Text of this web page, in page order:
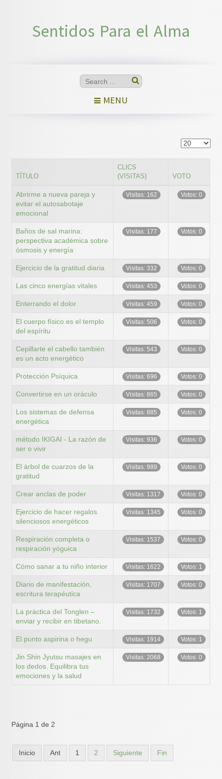
Sentidos Para el Alma
MENU
TÍTULO
CLICS
(VISITAS)
VOTO
Abrirme a nueva pareja y
evitar el autosabotaje
emocional
Visitas: 162 Votos: 0
Baños de sal marina:
perspectiva académica sobre
ósmosis y energía
Visitas: 177 Votos: 0
Ejercicio de la gratitud diaria Visitas: 332 Votos: 0
Las cinco energías vitales Visitas: 453 Votos: 0
Enterrando el dolor Visitas: 459 Votos: 0
El cuerpo físico es el templo
del espíritu
Visitas: 506 Votos: 0
Cepillarte el cabello también
es un acto energético
Visitas: 543 Votos: 0
Protección Psíquica Visitas: 696 Votos: 0
Convertirse en un oráculo Visitas: 865 Votos: 0
Los sistemas de defensa
energética
Visitas: 885 Votos: 0
método IKIGAI - La razón de
ser o vivir
Visitas: 936 Votos: 0
El árbol de cuarzos de la
gratitud
Visitas: 989 Votos: 0
Crear anclas de poder Visitas: 1317 Votos: 0
Ejercicio de hacer regalos
silenciosos energéticos
Visitas: 1345 Votos: 0
Respiración completa o
respiración yóguica
Visitas: 1537 Votos: 0
Cómo sanar a tu niño interior Visitas: 1622 Votos: 1
Diario de manifestación,
escritura terapéutica
Visitas: 1707 Votos: 0
La práctica del Tonglen –
enviar y recibir en tibetano.
Visitas: 1732 Votos: 1
El punto aspirina o hegu Visitas: 1914 Votos: 1
Jin Shin Jyutsu masajes en
los dedos. Equilibra tus
emociones y la salud
Visitas: 2068 Votos: 0
Página 1 de 2
Inicio Ant 1 2 Siguiente Fin